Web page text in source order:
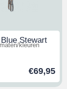
Stewart
kleuren
€69,95